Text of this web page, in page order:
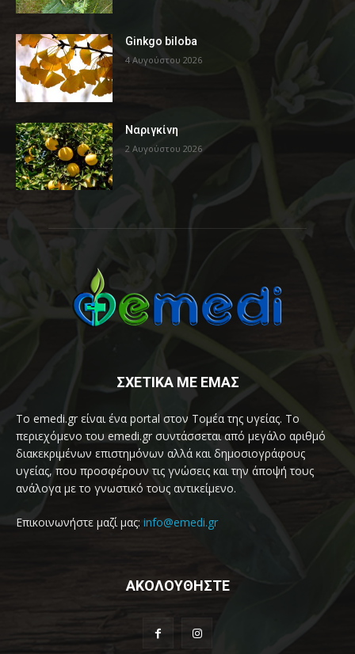
Ginkgo biloba
4 Αυγούστου 2026
Ναριγκίνη
2 Αυγούστου 2026
ΣΧΕΤΙΚΑ ΜΕ ΕΜΑΣ
Το emedi.gr είναι ένα portal στον Τομέα της υγείας. Το
περιεχόμενο του emedi.gr συντάσσεται από μεγάλο αριθμό
διακεκριμένων επιστημόνων αλλά και δημοσιογράφους
υγείας, που προσφέρουν τις γνώσεις και την άποψή τους
ανάλογα με το γνωστικό τους αντικείμενο.
Επικοινωνήστε μαζί μας: info@emedi.gr
ΑΚΟΛΟΥΘΗΣΤΕ